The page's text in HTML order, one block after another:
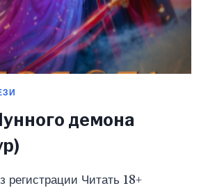
демона
регистрации Читать 18+